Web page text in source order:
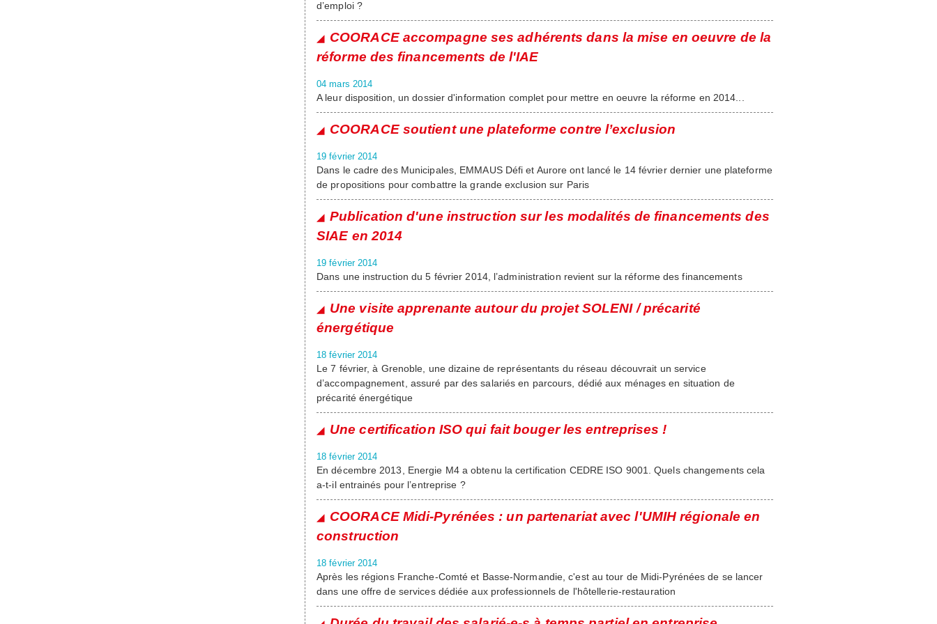
d’emploi ?
COORACE accompagne ses adhérents dans la mise en oeuvre de la
réforme des financements de l'IAE
04 mars 2014
A leur disposition, un dossier d'information complet pour mettre en oeuvre la réforme en 2014...
COORACE soutient une plateforme contre l’exclusion
19 février 2014
Dans le cadre des Municipales, EMMAUS Défi et Aurore ont lancé le 14 février dernier une plateforme
de propositions pour combattre la grande exclusion sur Paris
Publication d'une instruction sur les modalités de financements des
SIAE en 2014
19 février 2014
Dans une instruction du 5 février 2014, l’administration revient sur la réforme des financements
Une visite apprenante autour du projet SOLENI / précarité
énergétique
18 février 2014
Le 7 février, à Grenoble, une dizaine de représentants du réseau découvrait un service
d’accompagnement, assuré par des salariés en parcours, dédié aux ménages en situation de
précarité énergétique
Une certification ISO qui fait bouger les entreprises !
18 février 2014
En décembre 2013, Energie M4 a obtenu la certification CEDRE ISO 9001. Quels changements cela
a-t-il entrainés pour l’entreprise ?
COORACE Midi-Pyrénées : un partenariat avec l'UMIH régionale en
construction
18 février 2014
Après les régions Franche-Comté et Basse-Normandie, c'est au tour de Midi-Pyrénées de se lancer
dans une offre de services dédiée aux professionnels de l'hôtellerie-restauration